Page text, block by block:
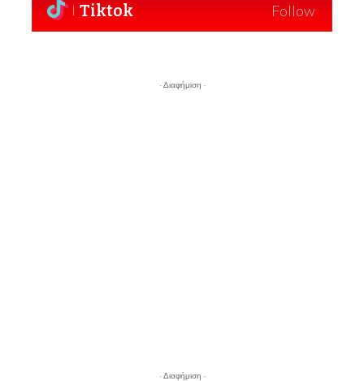
Tiktok Follow
- Διαφήμιση -
- Διαφήμιση -